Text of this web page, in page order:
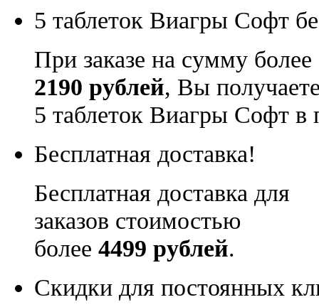
5 таблеток Виагры Софт
При заказе на сумму более
2190 рублей, Вы
5 таблеток Виагры Софт в
Бесплатная доставка!
Бесплатная доставка для
заказов стоимостью
более 4499 рублей.
Скидки для постоянных